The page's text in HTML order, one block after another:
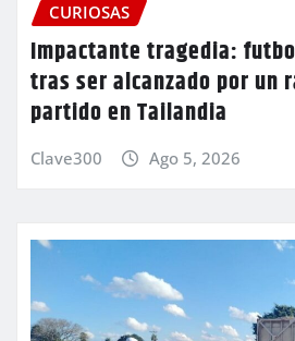
CURIOSAS
Impactante tragedia:
tras ser alcanzado por un
partido en Tailandia
Clave300 Ago 5, 2026